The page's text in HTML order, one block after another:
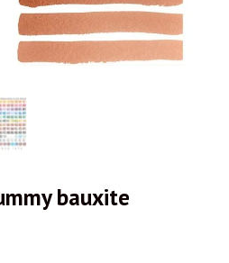
bauxite